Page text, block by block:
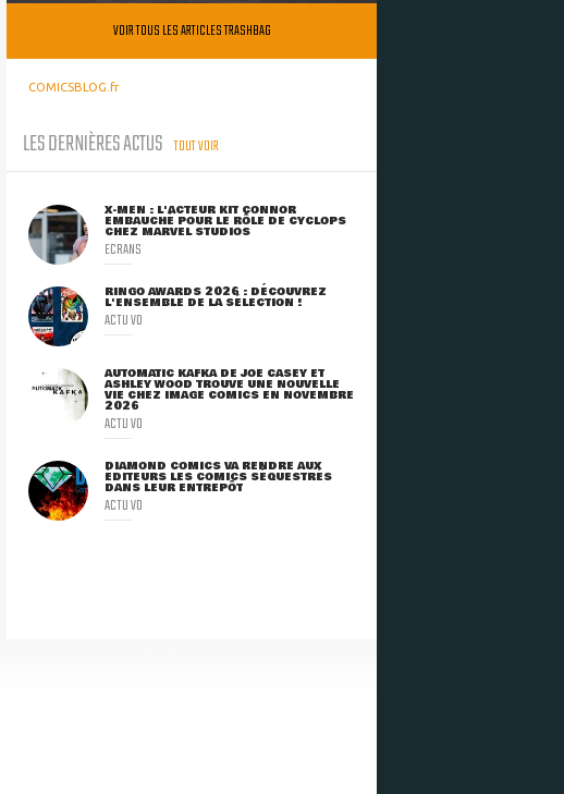
VOIR TOUS LES ARTICLES TRASHBAG
COMICSBLOG.fr
LES DERNIÈRES ACTUS TOUT VOIR
X-MEN : L'ACTEUR KIT CONNOR
EMBAUCHÉ POUR LE RÔLE DE CYCLOPS
CHEZ MARVEL STUDIOS
ECRANS
RINGO AWARDS 2026 : DÉCOUVREZ
L'ENSEMBLE DE LA SÉLECTION !
ACTU VO
AUTOMATIC KAFKA DE JOE CASEY ET
ASHLEY WOOD TROUVE UNE NOUVELLE
VIE CHEZ IMAGE COMICS EN NOVEMBRE
2026
ACTU VO
DIAMOND COMICS VA RENDRE AUX
ÉDITEURS LES COMICS SÉQUESTRÉS
DANS LEUR ENTREPÔT
ACTU VO